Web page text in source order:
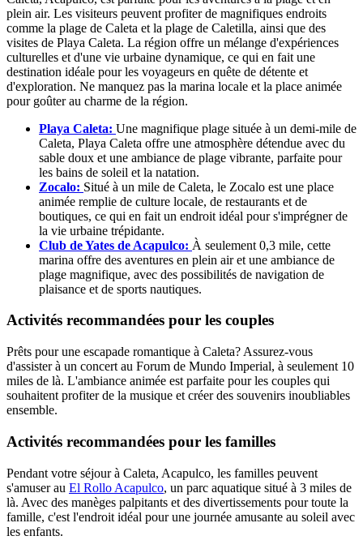
plein air. Les visiteurs peuvent profiter de magnifiques endroits
comme la plage de Caleta et la plage de Caletilla, ainsi que des
visites de Playa Caleta. La région offre un mélange d'expériences
culturelles et d'une vie urbaine dynamique, ce qui en fait une
destination idéale pour les voyageurs en quête de détente et
d'exploration. Ne manquez pas la marina locale et la place animée
pour goûter au charme de la région.
Playa Caleta: Une magnifique plage située à un demi-mile de
Caleta, Playa Caleta offre une atmosphère détendue avec du
sable doux et une ambiance de plage vibrante, parfaite pour
les bains de soleil et la natation.
Zocalo: Situé à un mile de Caleta, le Zocalo est une place
animée remplie de culture locale, de restaurants et de
boutiques, ce qui en fait un endroit idéal pour s'imprégner de
la vie urbaine trépidante.
Club de Yates de Acapulco: À seulement 0,3 mile, cette
marina offre des aventures en plein air et une ambiance de
plage magnifique, avec des possibilités de navigation de
plaisance et de sports nautiques.
Activités recommandées pour les couples
Prêts pour une escapade romantique à Caleta? Assurez-vous
d'assister à un concert au Forum de Mundo Imperial, à seulement 10
miles de là. L'ambiance animée est parfaite pour les couples qui
souhaitent profiter de la musique et créer des souvenirs inoubliables
ensemble.
Activités recommandées pour les familles
Pendant votre séjour à Caleta, Acapulco, les familles peuvent
s'amuser au El Rollo Acapulco, un parc aquatique situé à 3 miles de
là. Avec des manèges palpitants et des divertissements pour toute la
famille, c'est l'endroit idéal pour une journée amusante au soleil avec
les enfants.